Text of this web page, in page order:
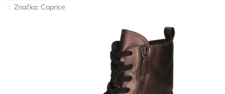
produktu
Značka: Caprice